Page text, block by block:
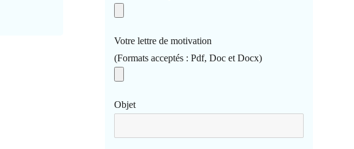
Votre lettre de motivation
(Formats acceptés : Pdf, Doc et Docx)
Objet